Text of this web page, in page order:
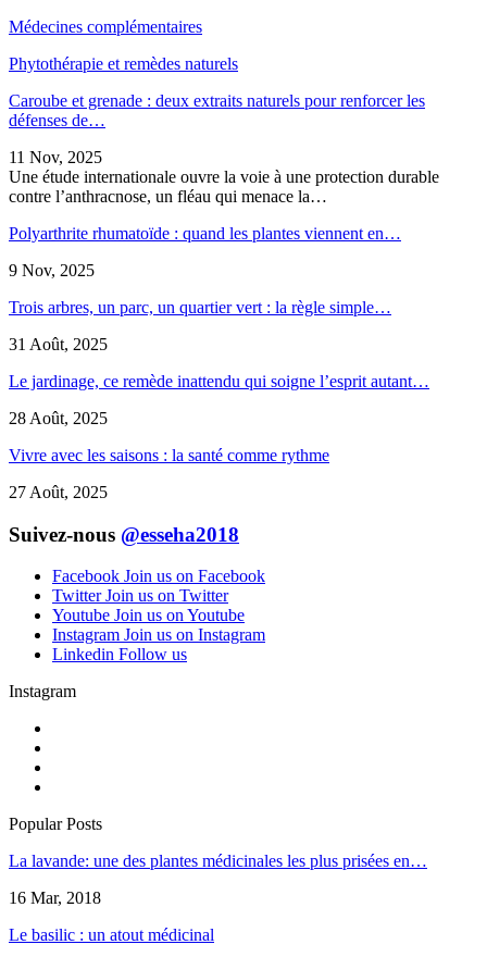
Médecines complémentaires
Phytothérapie et remèdes naturels
Caroube et grenade : deux extraits naturels pour renforcer les
défenses de…
11 Nov, 2025
Une étude internationale ouvre la voie à une protection durable
contre l’anthracnose, un fléau qui menace la…
Polyarthrite rhumatoïde : quand les plantes viennent en…
9 Nov, 2025
Trois arbres, un parc, un quartier vert : la règle simple…
31 Août, 2025
Le jardinage, ce remède inattendu qui soigne l’esprit autant…
28 Août, 2025
Vivre avec les saisons : la santé comme rythme
27 Août, 2025
Suivez-nous @esseha2018
Facebook Join us on Facebook
Twitter Join us on Twitter
Youtube Join us on Youtube
Instagram Join us on Instagram
Linkedin Follow us
Instagram
Popular Posts
La lavande: une des plantes médicinales les plus prisées en…
16 Mar, 2018
Le basilic : un atout médicinal